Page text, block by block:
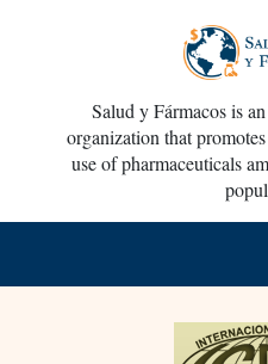
Salud y Fármacos is
organization that
use of pharmaceuticals